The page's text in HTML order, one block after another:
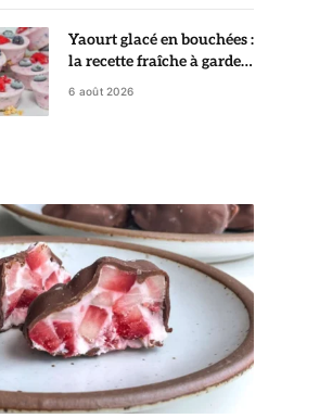
Yaourt glacé en bouchées :
la recette fraîche à garder
au congélateur
6 août 2026